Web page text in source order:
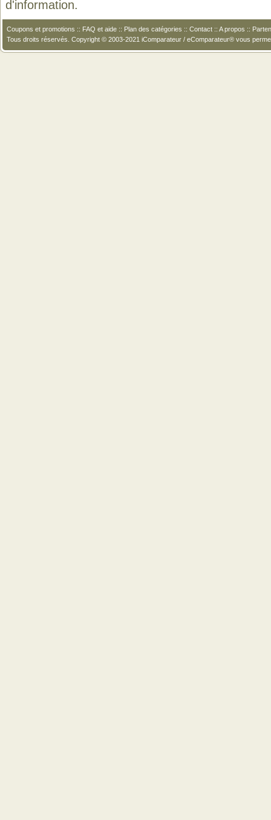
d'information.
Coupons et promotions :: FAQ et aide :: Plan des catégories :: Contact :: A propos ::
Tous droits réservés. Copyright © 2003-2021 iComparateur / eComparateur® vous